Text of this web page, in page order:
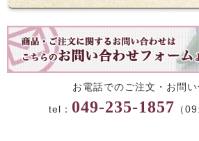
お電話でのご注文・お問
tel： 049-235-1857 （